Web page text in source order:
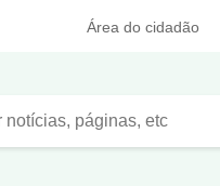
Área do cidadão